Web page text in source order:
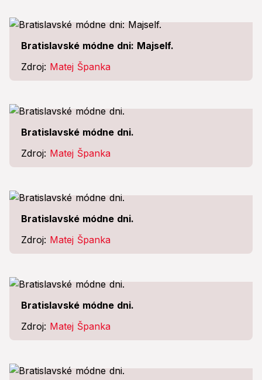
Bratislavské módne dni: Majself.
Zdroj: Matej Španka
Bratislavské módne dni.
Zdroj: Matej Španka
Bratislavské módne dni.
Zdroj: Matej Španka
Bratislavské módne dni.
Zdroj: Matej Španka